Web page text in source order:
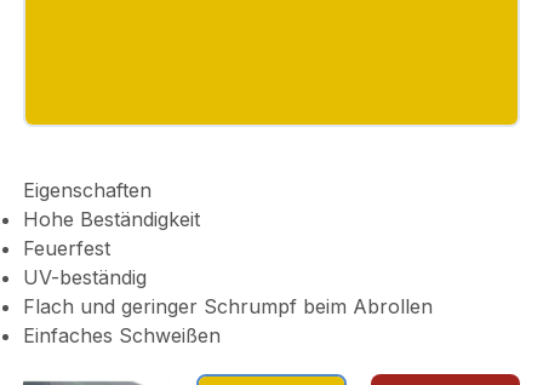
Eigenschaften
Hohe Beständigkeit
Feuerfest
UV-beständig
Flach und geringer Schrumpf beim Abrollen
Einfaches Schweißen